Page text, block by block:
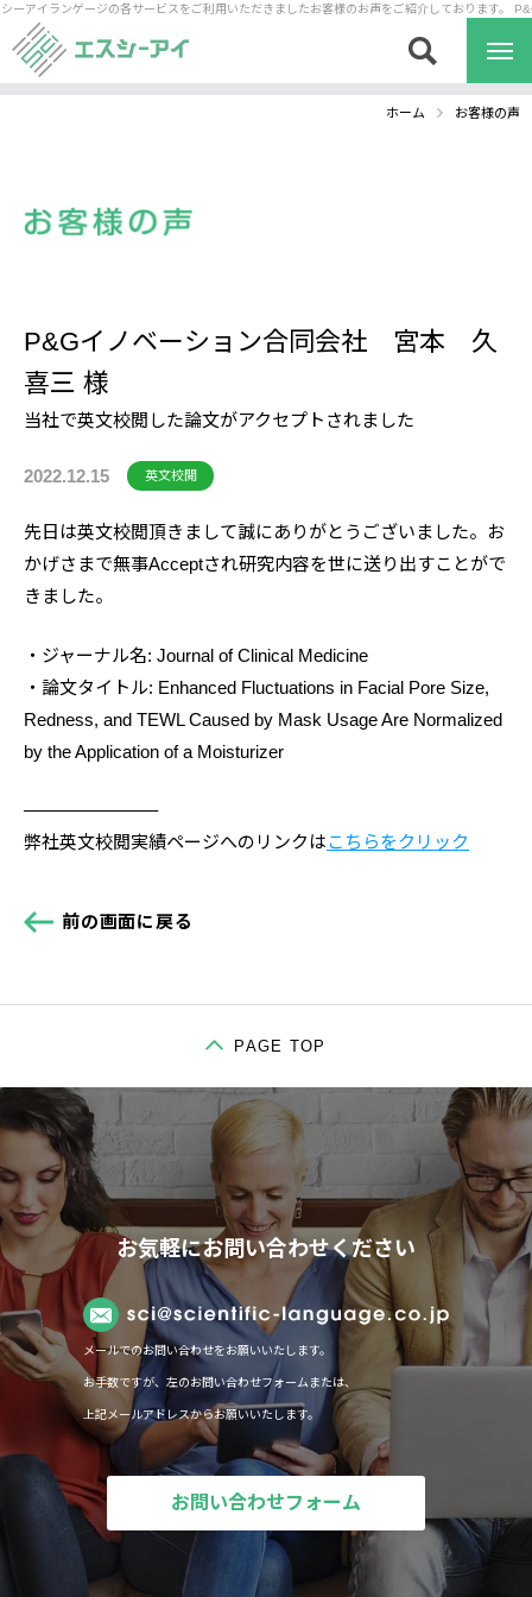
英文校閲 文字起こし
データ入力
情報セキュリティー・守秘義務
免債事項
個人情報保護方針
イランゲージの各サービスをご利用いただきましたお客様のお声をご紹介しております。
ホーム お客様の声
P&Gイノベーション合同会社 宮本 久
喜三 様
当社で英文校閲した論文がアクセプトされました
2022.12.15 英文校閲
先日は英文校閲頂きまして誠にありがとうございました。お
かげさまで無事Acceptされ研究内容を世に送り出すことがで
きました。
・ジャーナル名: Journal of Clinical Medicine
・論文タイトル: Enhanced Fluctuations in Facial Pore Size,
Redness, and TEWL Caused by Mask Usage Are Normalized
by the Application of a Moisturizer
———————–
弊社英文校閲実績ページへのリンクはこちらをクリック
前の画面に戻る
PAGE TOP
お気軽にお問い合わせください
お問い合わせフォーム
メールでのお問い合わせをお願いいたします。
お手数ですが、左のお問い合わせフォームまたは、
上記メールアドレスからお願いいたします。